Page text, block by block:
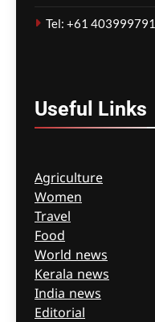
Tel: +61 403999791
Useful Links
Agriculture
Women
Travel
Food
World news
Kerala news
India news
Editorial